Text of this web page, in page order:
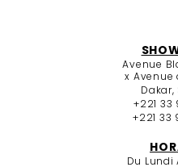
Avenue
x Avenue
Dakar,
+221 33
+221 33
Du Lundi